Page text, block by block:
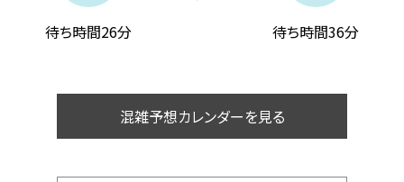
待ち時間26分 待ち時間36分
混雑予想カレンダーを見る